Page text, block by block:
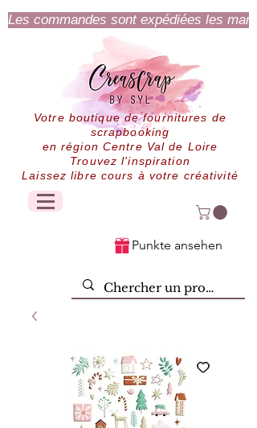
Les commandes sont expédiées les
Votre boutique de fournitures de
scrapbooking
en région Centre Val de Loire
Trouvez l'inspiration
Laissez libre cours à votre créativité
Punkte ansehen